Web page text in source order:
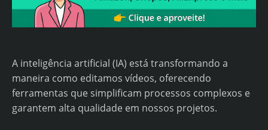
A inteligência artificial (IA) está transformando a
maneira como editamos vídeos, oferecendo
ferramentas que simplificam processos complexos e
garantem alta qualidade em nossos projetos.